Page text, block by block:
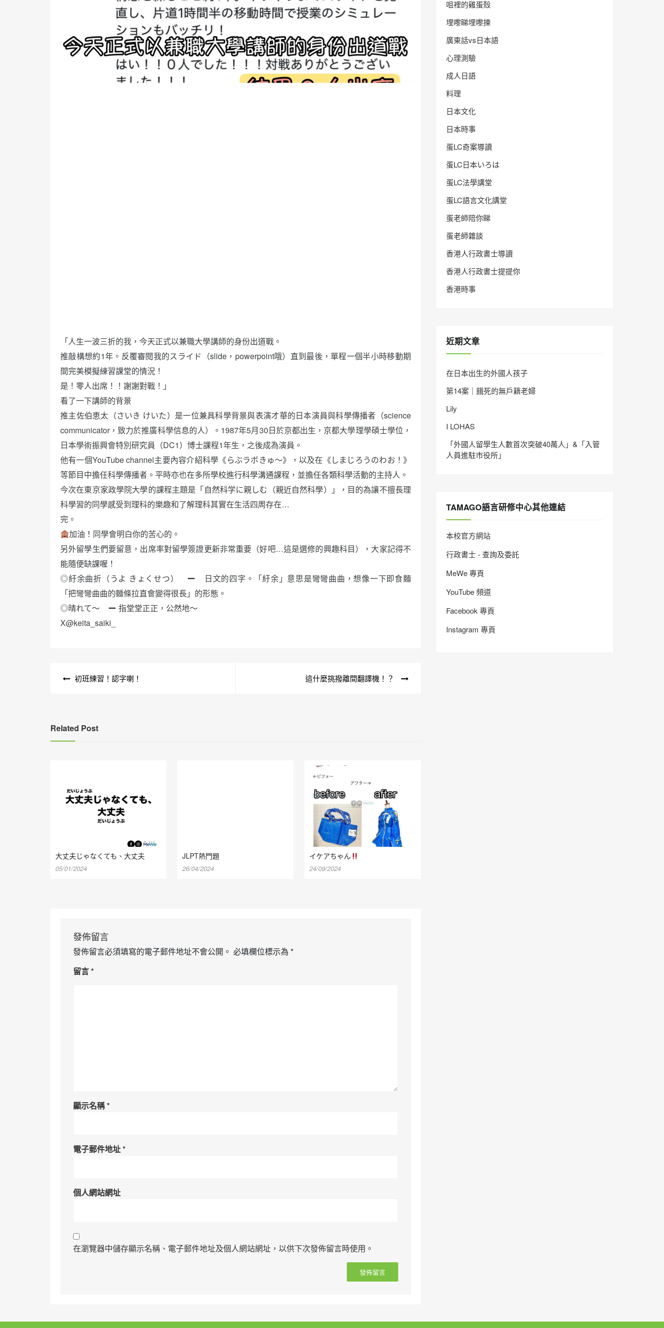
「人生一波三折的我，今天正式以兼職大學講師的身份出道戰。
推敲構想約1年。反覆審閱我的スライド（slide，powerpoint哦）直到最後，單程一個半小時移動期
間完美模擬練習課堂的情況！
是！零人出席！！謝謝對戰！」
看了一下講師的背景
推主佐伯恵太（さいき けいた）是一位兼具科學背景與表演才華的日本演員與科學傳播者（science
communicator，致力於推廣科學信息的人）。1987年5月30日於京都出生，京都大學理學碩士學位，
日本學術振興會特別研究員（DC1）博士課程1年生，之後成為演員。
他有一個YouTube channel主要內容介紹科學《らぶラボきゅ〜》，以及在《しまじろうのわお！》
等節目中擔任科學傳播者。平時亦也在多所學校進行科學溝通課程，並擔任各類科學活動的主持人。
今次在東京家政學院大學的課程主題是「自然科学に親しむ（親近自然科學）」，目的為讓不擅長理
科學習的同學感受到理科的樂趣和了解理科其實在生活四周存在…
完。
加油！同學會明白你的苦心的。
另外留學生們要留意，出席率對留學簽證更新非常重要（好吧…這是選修的興趣科目），大家記得不
能隨便缺課喔！
◎紆余曲折（うよ きょくせつ）
日文的四字。「紆余」意思是彎彎曲曲，想像一下即食麵
「把彎彎曲曲的麵條拉直會變得很長」的形態。
◎晴れて〜
指堂堂正正，公然地～
X@keita_saiki_
初班練習！認字喇！ 這什麼挑撥離間翻譯機！？
Related Post
大丈夫じゃなくても、大丈夫
05/01/2024
JLPT熱門題
26/04/2024
イケアちゃん
24/09/2024
發佈留言
發佈留言必須填寫的電子郵件地址不會公開。 必填欄位標示為 *
留言*
顯示名稱*
電子郵件地址*
個人網站網址
在瀏覽器中儲存顯示名稱、電子郵件地址及個人網站網址，以供下次發佈留言時使用。
咀裡的雞蛋殼
埋嚟睇埋嚟揀
廣東話vs日本語
心理測驗
成人日語
料理
日本文化
日本時事
蛋LC奇案導讀
蛋LC日本いろは
蛋LC法學講堂
蛋LC語言文化講堂
蛋老師陪你睇
蛋老師雜談
香港人行政書士導讀
香港人行政書士提提你
香港時事
近期文章
在日本出生的外國人孩子
第14案｜餓死的無戶籍老婦
Lily
I LOHAS
「外國人留學生人數首次突破40萬人」&「入管
人員進駐市役所」
TAMAGO語言研修中心其他連結
本校官方網站
行政書士 - 查詢及委託
MeWe 專頁
YouTube 頻道
Facebook 專頁
Instagram 專頁